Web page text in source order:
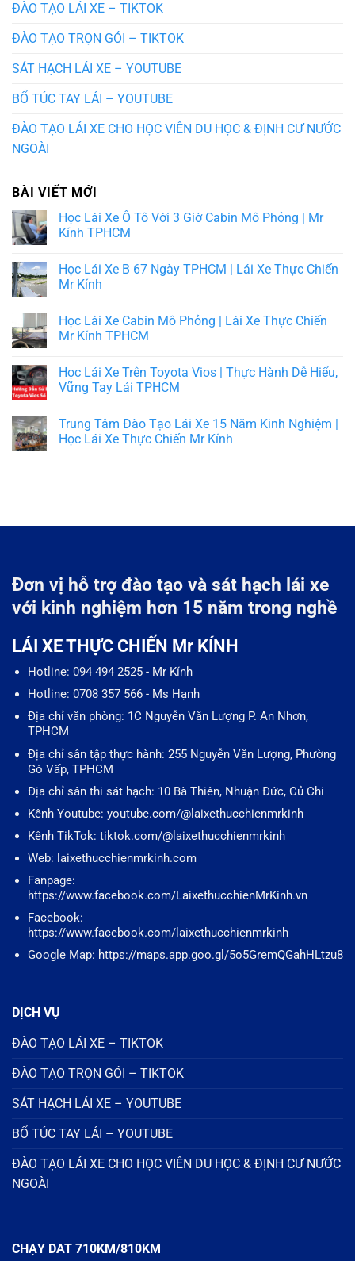
ĐÀO TẠO LÁI XE – TIKTOK
ĐÀO TẠO TRỌN GÓI – TIKTOK
SÁT HẠCH LÁI XE – YOUTUBE
BỔ TÚC TAY LÁI – YOUTUBE
ĐÀO TẠO LÁI XE CHO HỌC VIÊN DU HỌC & ĐỊNH CƯ NƯỚC
NGOÀI
BÀI VIẾT MỚI
Học Lái Xe Ô Tô Với 3 Giờ Cabin Mô Phỏng | Mr
Kính TPHCM
Học Lái Xe B 67 Ngày TPHCM | Lái Xe Thực Chiến
Mr Kính
Học Lái Xe Cabin Mô Phỏng | Lái Xe Thực Chiến
Mr Kính TPHCM
Học Lái Xe Trên Toyota Vios | Thực Hành Dễ Hiểu,
Vững Tay Lái TPHCM
Trung Tâm Đào Tạo Lái Xe 15 Năm Kinh Nghiệm |
Học Lái Xe Thực Chiến Mr Kính
Đơn vị hỗ trợ đào tạo và sát hạch lái xe
với kinh nghiệm hơn 15 năm trong nghề
LÁI XE THỰC CHIẾN Mr KÍNH
Hotline: 094 494 2525 - Mr Kính
Hotline: 0708 357 566 - Ms Hạnh
Địa chỉ văn phòng: 1C Nguyễn Văn Lượng P. An Nhơn,
TPHCM
Địa chỉ sân tập thực hành: 255 Nguyễn Văn Lượng, Phường
Gò Vấp, TPHCM
Địa chỉ sân thi sát hạch: 10 Bà Thiên, Nhuận Đức, Củ Chi
Kênh Youtube: youtube.com/@laixethucchienmrkinh
Kênh TikTok: tiktok.com/@laixethucchienmrkinh
Web: laixethucchienmrkinh.com
Fanpage:
https://www.facebook.com/LaixethucchienMrKinh.vn
Facebook:
https://www.facebook.com/laixethucchienmrkinh
Google Map: https://maps.app.goo.gl/5o5GremQGahHLtzu8
DỊCH VỤ
ĐÀO TẠO LÁI XE – TIKTOK
ĐÀO TẠO TRỌN GÓI – TIKTOK
SÁT HẠCH LÁI XE – YOUTUBE
BỔ TÚC TAY LÁI – YOUTUBE
ĐÀO TẠO LÁI XE CHO HỌC VIÊN DU HỌC & ĐỊNH CƯ NƯỚC
NGOÀI
CHẠY DAT 710KM/810KM